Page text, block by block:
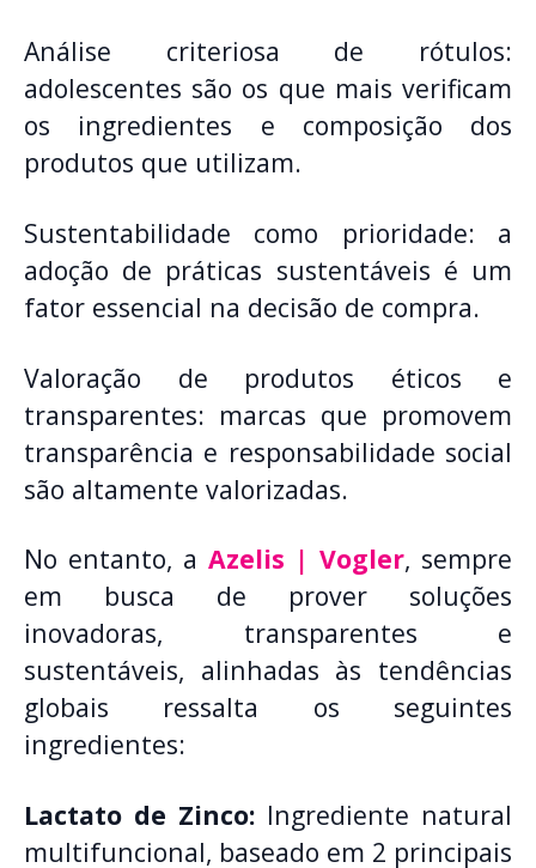
Análise criteriosa de rótulos:
adolescentes são os que mais verificam
os ingredientes e composição dos
produtos que utilizam.
Sustentabilidade como prioridade: a
adoção de práticas sustentáveis é um
fator essencial na decisão de compra.
Valoração de produtos éticos e
transparentes: marcas que promovem
transparência e responsabilidade social
são altamente valorizadas.
No entanto, a Azelis | Vogler, sempre
em busca de prover soluções
inovadoras, transparentes e
sustentáveis, alinhadas às tendências
globais ressalta os seguintes
ingredientes:
Lactato de Zinco: Ingrediente natural
multifuncional, baseado em 2 principais